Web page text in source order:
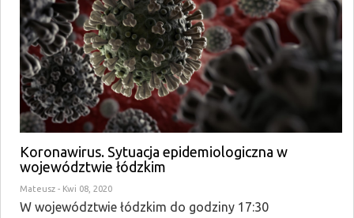
Koronawirus. Sytuacja epidemiologiczna w
województwie łódzkim
Mateusz - Kwi 08, 2020
W województwie łódzkim do godziny 17:30